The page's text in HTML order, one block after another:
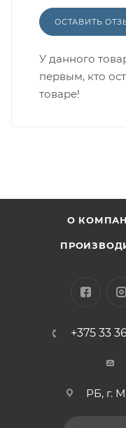
ОСТАВИТЬ
У данного
первым, кто
товаре!
О
+375 33
РБ, г.